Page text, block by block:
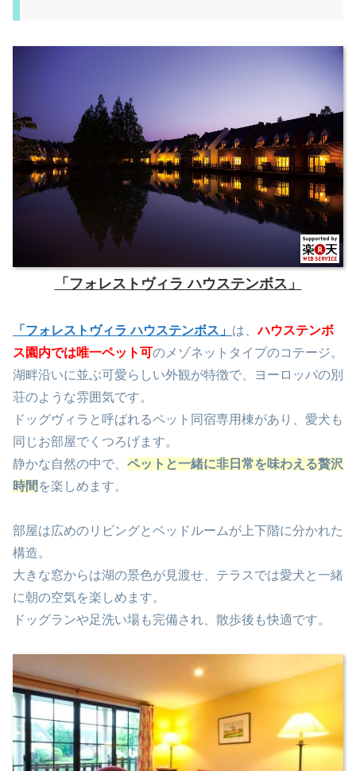
「フォレストヴィラ ハウステンボス」
「フォレストヴィラ ハウステンボス」 は、ハウステンボ
ス園内では唯一ペット可のメゾネットタイプのコテージ。
湖畔沿いに並ぶ可愛らしい外観が特徴で、ヨーロッパの別
荘のような雰囲気です。
ドッグヴィラと呼ばれるペット同宿専用棟があり、愛犬も
同じお部屋でくつろげます。
静かな自然の中で、 ペットと一緒に非日常を味わえる贅沢
時間 を楽しめます。
部屋は広めのリビングとベッドルームが上下階に分かれた
構造。
大きな窓からは湖の景色が見渡せ、テラスでは愛犬と一緒
に朝の空気を楽しめます。
ドッグランや足洗い場も完備され、散歩後も快適です。